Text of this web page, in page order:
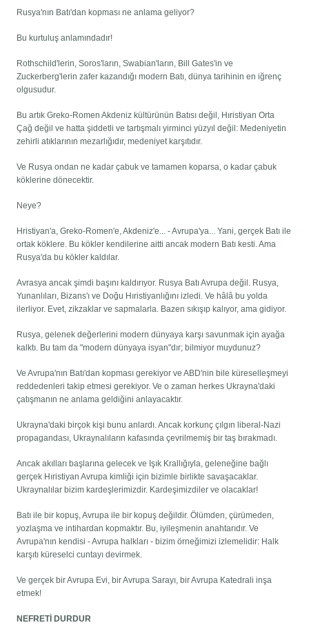
Rusya'nın Batı'dan kopması ne anlama geliyor?
Bu kurtuluş anlamındadır!
Rothschild'lerin, Soros'ların, Swabian'ların, Bill Gates'in ve
Zuckerberg'lerin zafer kazandığı modern Batı, dünya tarihinin en iğrenç
olgusudur.
Bu artık Greko-Romen Akdeniz kültürünün Batısı değil, Hıristiyan Orta
Çağ değil ve hatta şiddetli ve tartışmalı yirminci yüzyıl değil: Medeniyetin
zehirli atıklarının mezarlığıdır, medeniyet karşıtıdır.
Ve Rusya ondan ne kadar çabuk ve tamamen koparsa, o kadar çabuk
köklerine dönecektir.
Neye?
Hristiyan'a, Greko-Romen'e, Akdeniz'e... - Avrupa'ya... Yani, gerçek Batı ile
ortak köklere. Bu kökler kendilerine aitti ancak modern Batı kesti. Ama
Rusya'da bu kökler kaldılar.
Avrasya ancak şimdi başını kaldırıyor. Rusya Batı Avrupa değil. Rusya,
Yunanlıları, Bizans'ı ve Doğu Hıristiyanlığını izledi. Ve hâlâ bu yolda
ilerliyor. Evet, zikzaklar ve sapmalarla. Bazen sıkışıp kalıyor, ama gidiyor.
Rusya, gelenek değerlerini modern dünyaya karşı savunmak için ayağa
kalktı. Bu tam da "modern dünyaya isyan"dır; bilmiyor muydunuz?
Ve Avrupa'nın Batı'dan kopması gerekiyor ve ABD'nin bile küreselleşmeyi
reddedenleri takip etmesi gerekiyor. Ve o zaman herkes Ukrayna'daki
çatışmanın ne anlama geldiğini anlayacaktır.
Ukrayna'daki birçok kişi bunu anlardı. Ancak korkunç çılgın liberal-Nazi
propagandası, Ukraynalıların kafasında çevrilmemiş bir taş bırakmadı.
Ancak akılları başlarına gelecek ve Işık Krallığıyla, geleneğine bağlı
gerçek Hıristiyan Avrupa kimliği için bizimle birlikte savaşacaklar.
Ukraynalılar bizim kardeşlerimizdir. Kardeşimizdiler ve olacaklar!
Batı ile bir kopuş, Avrupa ile bir kopuş değildir. Ölümden, çürümeden,
yozlaşma ve intihardan kopmaktır. Bu, iyileşmenin anahtarıdır. Ve
Avrupa'nın kendisi - Avrupa halkları - bizim örneğimizi izlemelidir: Halk
karşıtı küreselci cuntayı devirmek.
Ve gerçek bir Avrupa Evi, bir Avrupa Sarayı, bir Avrupa Katedrali inşa
etmek!
NEFRETİ DURDUR